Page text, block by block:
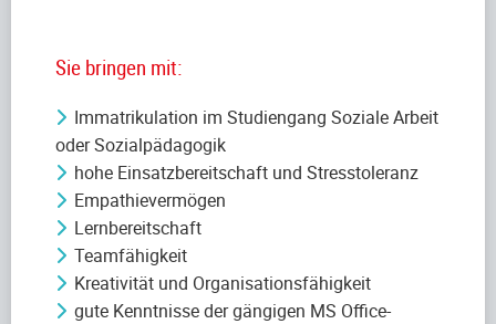
Sie bringen mit:
Immatrikulation im Studiengang Soziale Arbeit
oder Sozialpädagogik
hohe Einsatzbereitschaft und Stresstoleranz
Empathievermögen
Lernbereitschaft
Teamfähigkeit
Kreativität und Organisationsfähigkeit
gute Kenntnisse der gängigen MS Office-